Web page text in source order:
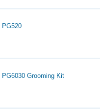
PG520
Grooming Kit